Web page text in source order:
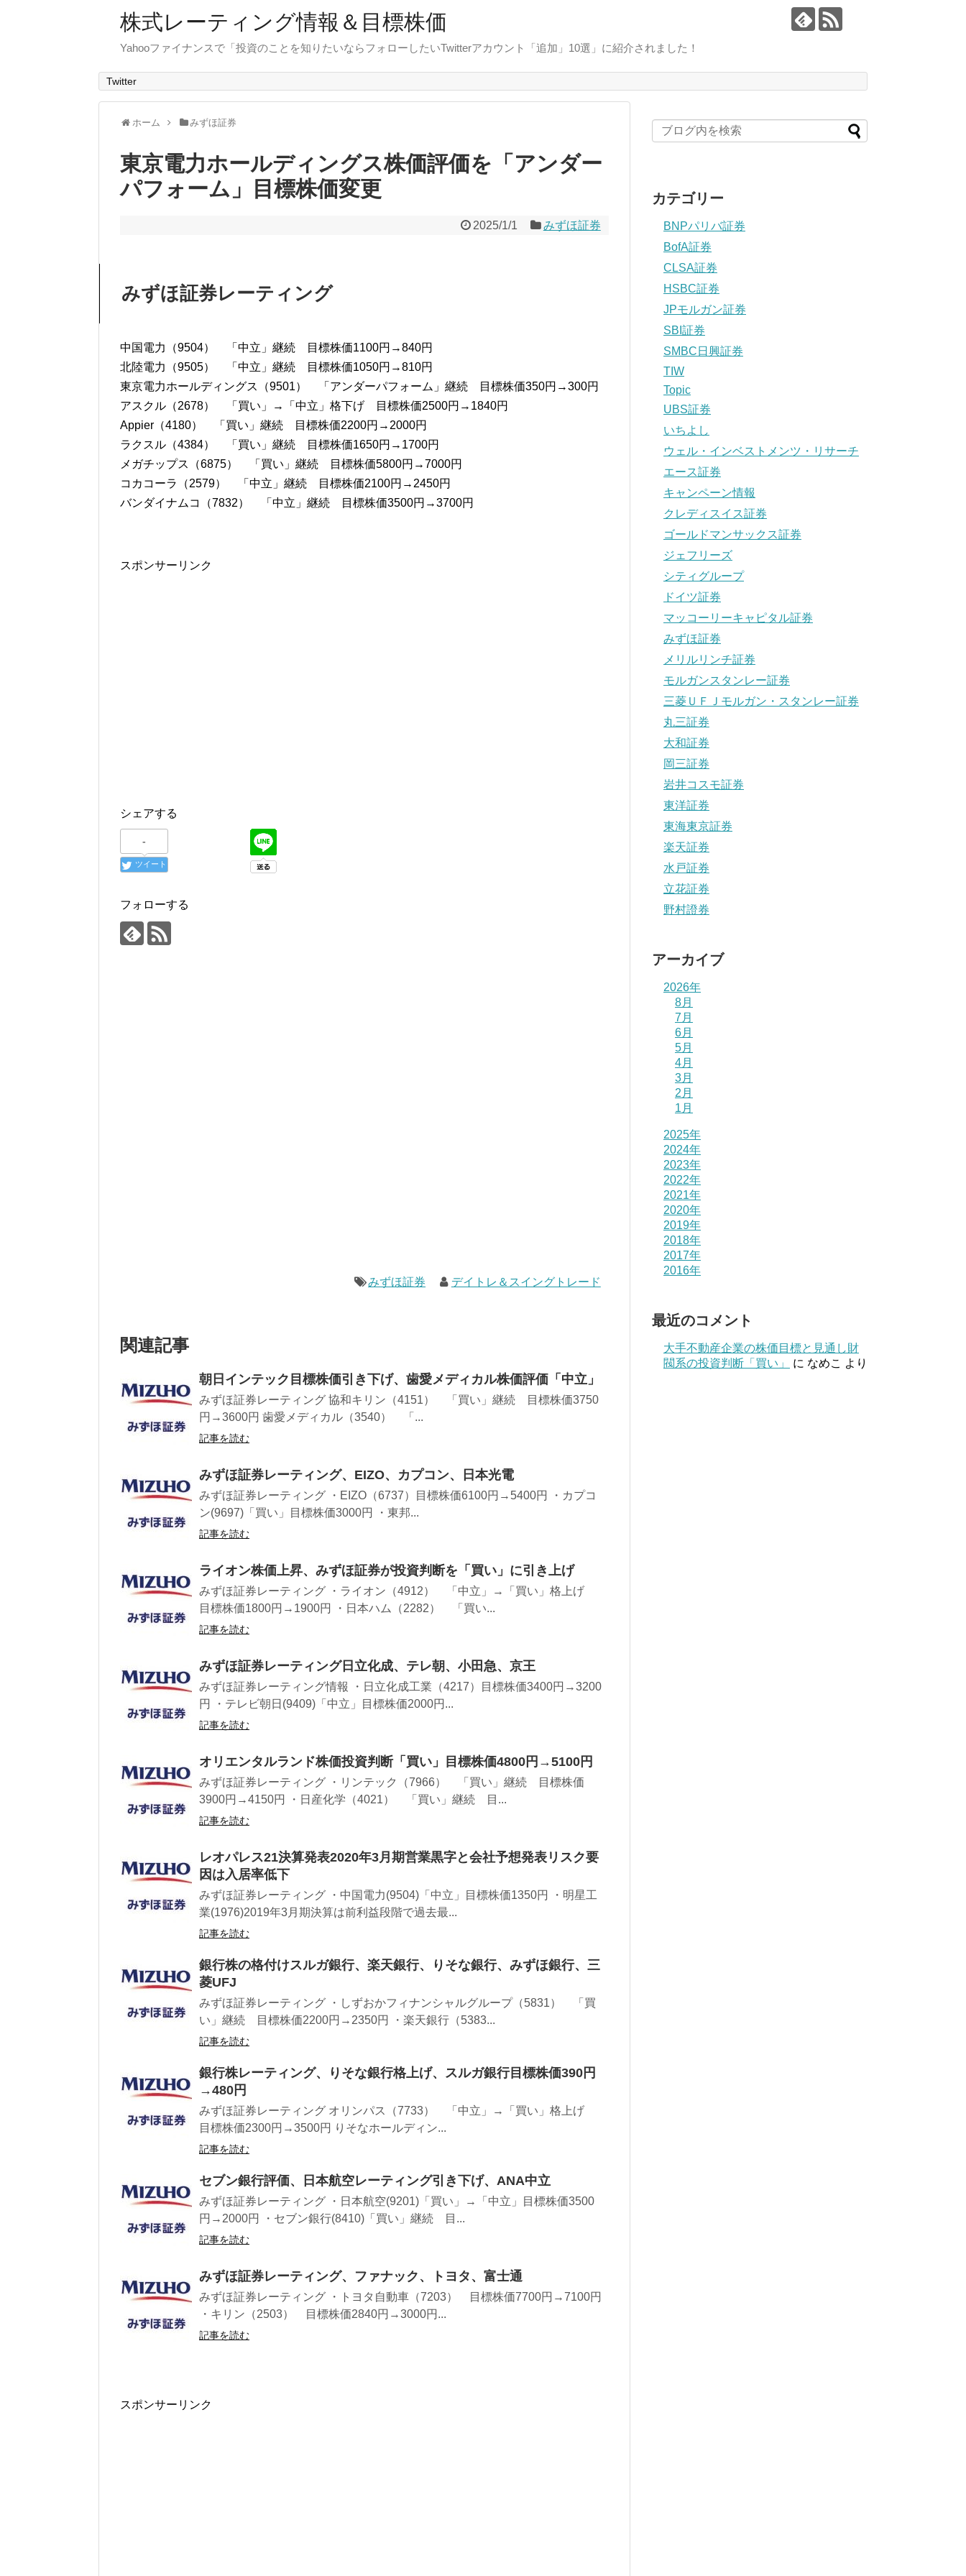
株式レーティング情報＆目標株価
Yahooファイナンスで「投資のことを知りたいならフォローしたいTwitterアカウント「追加」10選」に紹介されました！
Twitter
ホーム みずほ証券
東京電力ホールディングス株価評価を「アンダー
パフォーム」目標株価変更
2025/1/1 みずほ証券
みずほ証券レーティング
中国電力（9504） 「中立」継続 目標株価1100円→840円
北陸電力（9505） 「中立」継続 目標株価1050円→810円
東京電力ホールディングス（9501） 「アンダーパフォーム」継続 目標株価350円→300円
アスクル（2678） 「買い」→「中立」格下げ 目標株価2500円→1840円
Appier（4180） 「買い」継続 目標株価2200円→2000円
ラクスル（4384） 「買い」継続 目標株価1650円→1700円
メガチップス（6875） 「買い」継続 目標株価5800円→7000円
コカコーラ（2579） 「中立」継続 目標株価2100円→2450円
バンダイナムコ（7832） 「中立」継続 目標株価3500円→3700円
スポンサーリンク
シェアする
-
ツイート
フォローする
みずほ証券 デイトレ＆スイングトレード
関連記事
朝日インテック目標株価引き下げ、歯愛メディカル株価評価「中立」
みずほ証券レーティング 協和キリン（4151） 「買い」継続 目標株価3750
円→3600円 歯愛メディカル（3540） 「...
記事を読む
みずほ証券レーティング、EIZO、カプコン、日本光電
みずほ証券レーティング ・EIZO（6737）目標株価6100円→5400円 ・カプコ
ン(9697)「買い」目標株価3000円 ・東邦...
記事を読む
ライオン株価上昇、みずほ証券が投資判断を「買い」に引き上げ
みずほ証券レーティング ・ライオン（4912） 「中立」→「買い」格上げ
目標株価1800円→1900円 ・日本ハム（2282） 「買い...
記事を読む
みずほ証券レーティング日立化成、テレ朝、小田急、京王
みずほ証券レーティング情報 ・日立化成工業（4217）目標株価3400円→3200
円 ・テレビ朝日(9409)「中立」目標株価2000円...
記事を読む
オリエンタルランド株価投資判断「買い」目標株価4800円→5100円
みずほ証券レーティング ・リンテック（7966） 「買い」継続 目標株価
3900円→4150円 ・日産化学（4021） 「買い」継続 目...
記事を読む
レオパレス21決算発表2020年3月期営業黒字と会社予想発表リスク要
因は入居率低下
みずほ証券レーティング ・中国電力(9504)「中立」目標株価1350円 ・明星工
業(1976)2019年3月期決算は前利益段階で過去最...
記事を読む
銀行株の格付けスルガ銀行、楽天銀行、りそな銀行、みずほ銀行、三
菱UFJ
みずほ証券レーティング ・しずおかフィナンシャルグループ（5831） 「買
い」継続 目標株価2200円→2350円 ・楽天銀行（5383...
記事を読む
銀行株レーティング、りそな銀行格上げ、スルガ銀行目標株価390円
→480円
みずほ証券レーティング オリンパス（7733） 「中立」→「買い」格上げ
目標株価2300円→3500円 りそなホールディン...
記事を読む
セブン銀行評価、日本航空レーティング引き下げ、ANA中立
みずほ証券レーティング ・日本航空(9201)「買い」→「中立」目標株価3500
円→2000円 ・セブン銀行(8410)「買い」継続 目...
記事を読む
みずほ証券レーティング、ファナック、トヨタ、富士通
みずほ証券レーティング ・トヨタ自動車（7203） 目標株価7700円→7100円
・キリン（2503） 目標株価2840円→3000円...
記事を読む
スポンサーリンク
カテゴリー
BNPパリバ証券
BofA証券
CLSA証券
HSBC証券
JPモルガン証券
SBI証券
SMBC日興証券
TIW
Topic
UBS証券
いちよし
ウェル・インベストメンツ・リサーチ
エース証券
キャンペーン情報
クレディスイス証券
ゴールドマンサックス証券
ジェフリーズ
シティグループ
ドイツ証券
マッコーリーキャピタル証券
みずほ証券
メリルリンチ証券
モルガンスタンレー証券
三菱ＵＦＪモルガン・スタンレー証券
丸三証券
大和証券
岡三証券
岩井コスモ証券
東洋証券
東海東京証券
楽天証券
水戸証券
立花証券
野村證券
アーカイブ
2026年
8月
7月
6月
5月
4月
3月
2月
1月
2025年
2024年
2023年
2022年
2021年
2020年
2019年
2018年
2017年
2016年
最近のコメント
大手不動産企業の株価目標と見通し財
閥系の投資判断「買い」
に なめこ より